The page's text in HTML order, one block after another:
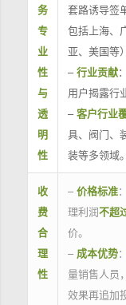
务
专
业
性
与
透
明
性
套路诱导签
包括上海、
亚、美国等
–行业贡献
用户揭露行
–客户行业
具、阀门、
装等多领域。
收
费
合
理
性
– 价格标准
理利润不超
价。
– 成本优势
量销售人员
效果再追加